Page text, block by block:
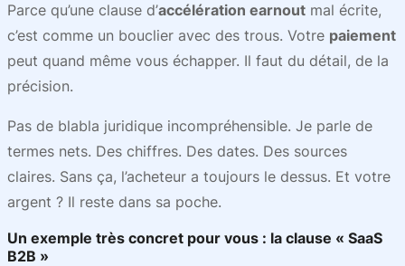
Parce qu’une clause d’accélération earnout mal écrite,
c’est comme un bouclier avec des trous. Votre paiement
peut quand même vous échapper. Il faut du détail, de la
précision.
Pas de blabla juridique incompréhensible. Je parle de
termes nets. Des chiffres. Des dates. Des sources
claires. Sans ça, l’acheteur a toujours le dessus. Et votre
argent ? Il reste dans sa poche.
Un exemple très concret pour vous : la clause « SaaS
B2B »